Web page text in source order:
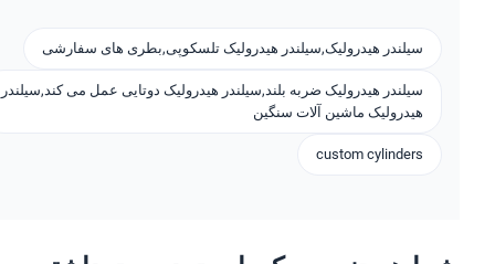
سیلندر هیدرولیک,سیلندر هیدرولیک تلسکوپی,بطری های سفارشی
سیلندر هیدرولیک ضربه بلند,سیلندر هیدرولیک دوتایی عمل می کند,سیلندر
هیدرولیک ماشین آلات سنگین
custom cylinders